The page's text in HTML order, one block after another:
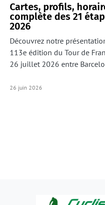
Cartes, profils,
complète des 21
2026
Découvrez notre
113e édition du Tour de
26 juillet 2026 entre
26 juin 2026